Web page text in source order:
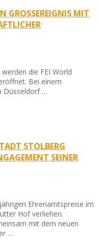
MIT S
S
die FEI World
Bei einem
Düsseldorf …
STOLBERG
SEINER
Ehrenamtspreise im
Hof verliehen.
mit dem neuen
…